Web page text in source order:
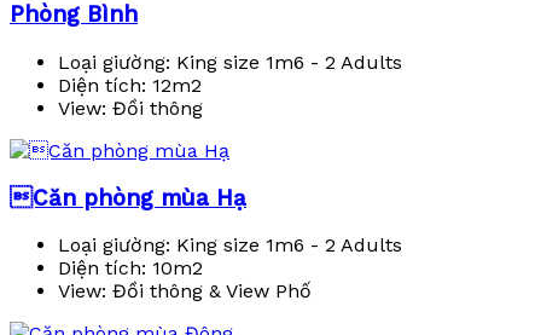
Phòng Bình
Loại giường: King size 1m6 - 2 Adults
Diện tích: 12m2
View: Đồi thông
Căn phòng mùa Hạ
Loại giường: King size 1m6 - 2 Adults
Diện tích: 10m2
View: Đồi thông & View Phố